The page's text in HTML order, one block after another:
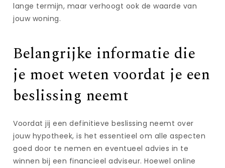
lange termijn, maar verhoogt ook de waarde van
jouw woning.
Belangrijke informatie die
je moet weten voordat je een
beslissing neemt
Voordat jij een definitieve beslissing neemt over
jouw hypotheek, is het essentieel om alle aspecten
goed door te nemen en eventueel advies in te
winnen bij een financieel adviseur. Hoewel online